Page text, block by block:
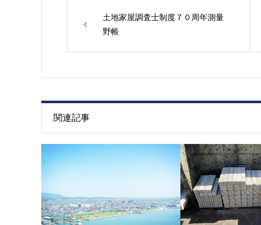
土地家屋調査士制度７０周年測量
野帳
関連記事